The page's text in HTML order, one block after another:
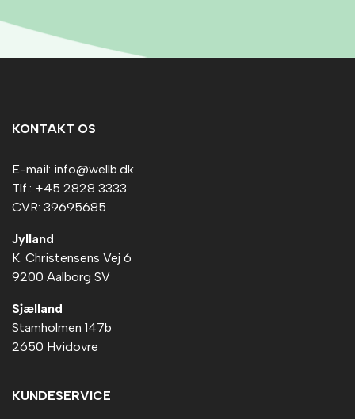
KONTAKT OS
E-mail: info@wellb.dk
Tlf.: +45 2828 3333
CVR: 39695685
Jylland
K. Christensens Vej 6
9200 Aalborg SV
Sjælland
Stamholmen 147b
2650 Hvidovre
KUNDESERVICE